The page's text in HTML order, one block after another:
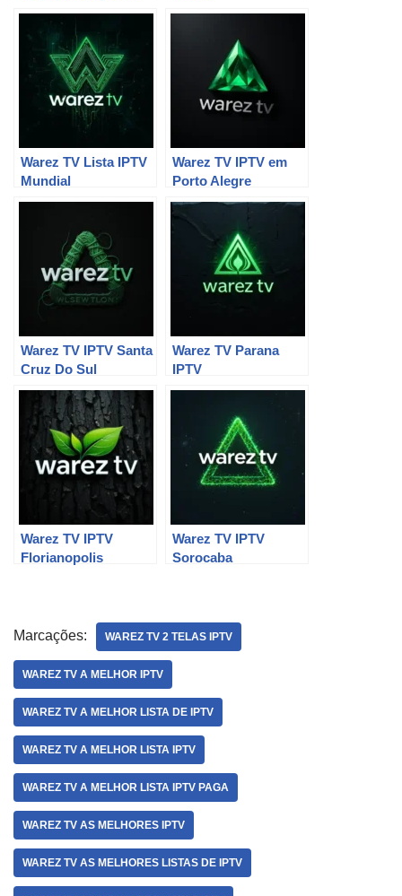
Melhor
Internacionais
Warez TV Lista IPTV
Mundial
Warez TV IPTV em
Porto Alegre
Warez TV IPTV Santa
Cruz Do Sul
Warez TV Parana
IPTV
Warez TV IPTV
Florianopolis
Warez TV IPTV
Sorocaba
Marcações: WAREZ TV 2 TELAS IPTV
WAREZ TV A MELHOR IPTV
WAREZ TV A MELHOR LISTA DE IPTV
WAREZ TV A MELHOR LISTA IPTV
WAREZ TV A MELHOR LISTA IPTV PAGA
WAREZ TV AS MELHORES IPTV
WAREZ TV AS MELHORES LISTAS DE IPTV